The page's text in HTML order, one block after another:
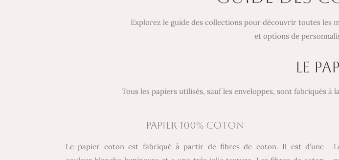
Explorez le guide des collections pour découvrir toutes les
et options de
LE
Tous les papiers utilisés, sauf les enveloppes, sont fabriqués à
PAPIER 100% coton
Le papier coton est fabriqué à partir de fibres de coton. Il est d’une